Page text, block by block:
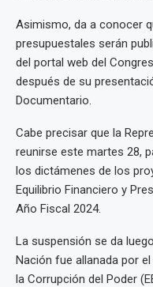
Asimismo, da a conocer
presupuestales serán
del portal web del
después de su
Documentario.
Cabe precisar que la
reunirse este martes 28,
los dictámenes de los
Equilibrio Financiero y
Año Fiscal 2024.
La suspensión se da
Nación fue allanada por
la Corrupción del Poder